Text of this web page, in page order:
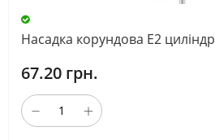
Насадка корундова Е2
67.20 грн.